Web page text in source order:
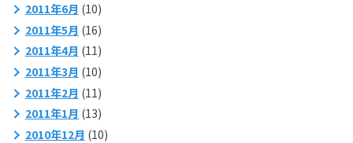
2011年6月 (10)
2011年5月 (16)
2011年4月 (11)
2011年3月 (10)
2011年2月 (11)
2011年1月 (13)
2010年12月 (10)